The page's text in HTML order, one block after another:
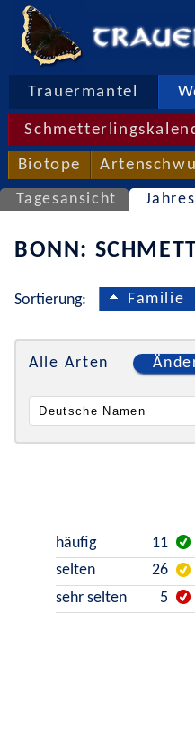
Trauermantel
Biotope
Tagesansicht
BONN:
Sortierung: Familie
Alle Arten
häufig 11
selten
26
sehr selten
5